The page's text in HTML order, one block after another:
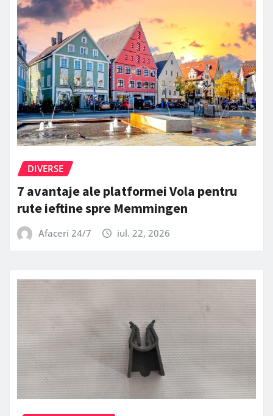
DIVERSE
7 avantaje ale platformei Vola pentru
rute ieftine spre Memmingen
Afaceri 24/7 iul. 22, 2026